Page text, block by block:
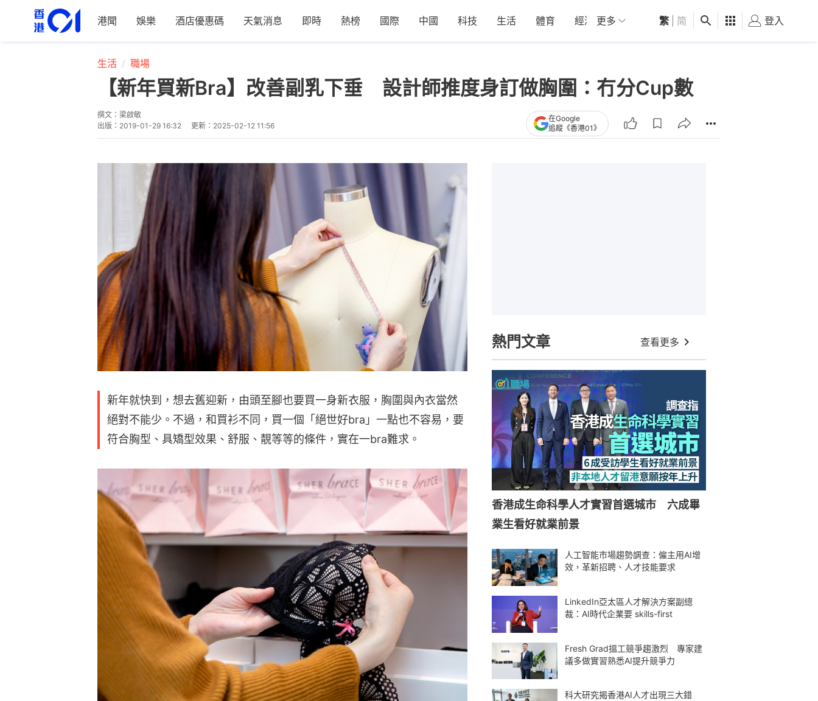
港聞 娛樂 酒店優惠碼 天氣消息 即時 熱榜 國際 中國 科技 生活 體育 經濟 01深圳 觀點 健康 好食玩飛
更多 繁 简 登入
生活 職場
【新年買新Bra】改善副乳下垂 設計師推度身訂做胸圍：冇分Cup數
撰文： 梁啟敏
出版： 2019-01-29 16:32 更新： 2025-02-12 11:56
在Google
追蹤《香港01》
新年就快到，想去舊迎新，由頭至腳也要買一身新衣服，胸圍與內衣當然
絕對不能少。不過，和買衫不同，買一個「絕世好bra」一點也不容易，要
符合胸型、具矯型效果、舒服、靚等等的條件，實在一bra難求。
熱門文章 查看更多
香港成生命科學人才實習首選城市 六成畢
業生看好就業前景
人工智能市場趨勢調查：僱主用AI增
效，革新招聘、人才技能要求
LinkedIn亞太區人才解決方案副總
裁：AI時代企業要 skills-first
Fresh Grad搵工競爭趨激烈 專家建
議多做實習熟悉AI提升競爭力
科大研究揭香港AI人才出現三大錯